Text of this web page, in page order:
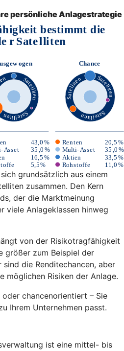
persönliche Anlagestrategie
grundsätzlich aus einem
zusammen. Den Kern
der die Marktmeinung
viele Anlageklassen hinweg
von der Risikotragfähigkeit
größer zum Beispiel der
die Renditechancen, aber
möglichen Risiken der Anlage.
chancenorientiert – Sie
Ihrem Unternehmen passt.
ist eine mittel- bis